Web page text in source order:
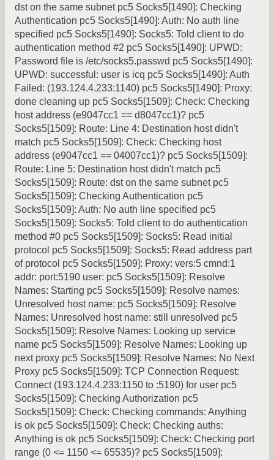
dst on the same subnet pc5 Socks5[1490]: Checking
Authentication pc5 Socks5[1490]: Auth: No auth line
specified pc5 Socks5[1490]: Socks5: Told client to do
authentication method #2 pc5 Socks5[1490]: UPWD:
Password file is /etc/socks5.passwd pc5 Socks5[1490]:
UPWD: successful: user is icq pc5 Socks5[1490]: Auth
Failed: (193.124.4.233:1140) pc5 Socks5[1490]: Proxy:
done cleaning up pc5 Socks5[1509]: Check: Checking
host address (e9047cc1 == d8047cc1)? pc5
Socks5[1509]: Route: Line 4: Destination host didn't
match pc5 Socks5[1509]: Check: Checking host
address (e9047cc1 == 04007cc1)? pc5 Socks5[1509]:
Route: Line 5: Destination host didn't match pc5
Socks5[1509]: Route: dst on the same subnet pc5
Socks5[1509]: Checking Authentication pc5
Socks5[1509]: Auth: No auth line specified pc5
Socks5[1509]: Socks5: Told client to do authentication
method #0 pc5 Socks5[1509]: Socks5: Read initial
protocol pc5 Socks5[1509]: Socks5: Read address part
of protocol pc5 Socks5[1509]: Proxy: vers:5 cmnd:1
addr: port:5190 user: pc5 Socks5[1509]: Resolve
Names: Starting pc5 Socks5[1509]: Resolve names:
Unresolved host name: pc5 Socks5[1509]: Resolve
Names: Unresolved host name: still unresolved pc5
Socks5[1509]: Resolve Names: Looking up service
name pc5 Socks5[1509]: Resolve Names: Looking up
next proxy pc5 Socks5[1509]: Resolve Names: No Next
Proxy pc5 Socks5[1509]: TCP Connection Request:
Connect (193.124.4.233:1150 to :5190) for user pc5
Socks5[1509]: Checking Authorization pc5
Socks5[1509]: Check: Checking commands: Anything
is ok pc5 Socks5[1509]: Check: Checking auths:
Anything is ok pc5 Socks5[1509]: Check: Checking port
range (0 <= 1150 <= 65535)? pc5 Socks5[1509]: